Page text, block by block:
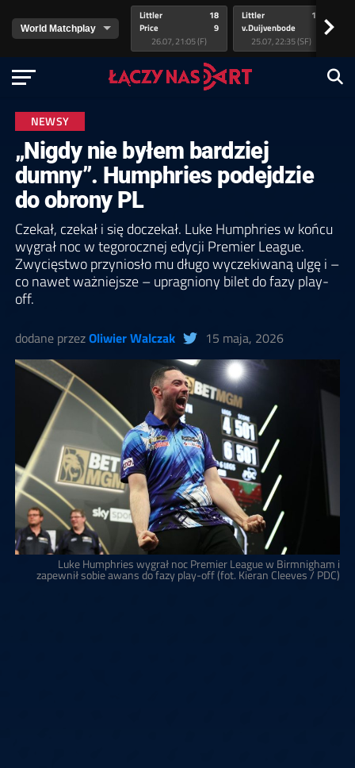
Littler
Price
18
9
26.07, 21:05 (F)
Littler
v.Duijvenbode
17
25.07, 22:35 (SF)
>
NEWSY
„Nigdy nie byłem bardziej
dumny”. Humphries podejdzie
do obrony PL
Czekał, czekał i się doczekał. Luke Humphries w końcu
wygrał noc w tegorocznej edycji Premier League.
Zwycięstwo przyniosło mu długo wyczekiwaną ulgę i –
co nawet ważniejsze – upragniony bilet do fazy play-
off.
dodane przezOliwier Walczak 15 maja, 2026
Luke Humphries wygrał noc Premier League w Birmnigham i
zapewnił sobie awans do fazy play-off (fot. Kieran Cleeves / PDC)